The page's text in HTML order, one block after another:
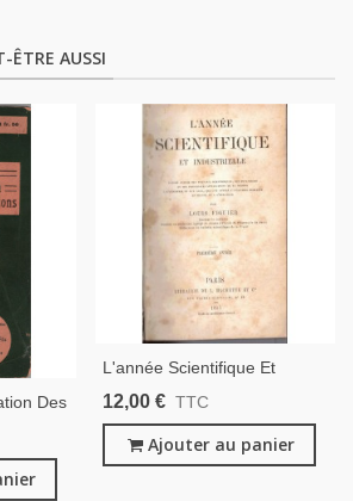
ÊTRE AUSSI
Des
-
L'année Scientifique Et
Industrielle 1857, Louis
Siècle, Revues Anciennes
12,00 € TTC
Ajouter au panier